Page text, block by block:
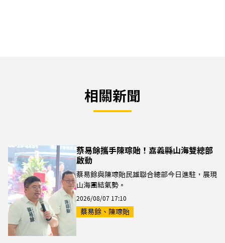
相關新聞
蔡易餘攜手陳琮貽！嘉義縣山海雙總部
啟動
蔡易餘與陳琮貽民雄聯合總部今日進駐，展現
山海團結氣勢。
2026/08/07 17:10
蔡易餘、陳琮貽